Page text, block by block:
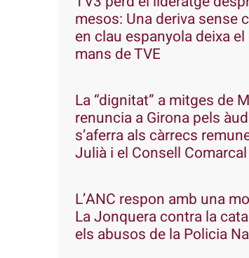
mesos: Una deriva sense
en clau espanyola deixa
mans de TVE
La “dignitat” a mitges de
renuncia a Girona pels
s’aferra als càrrecs
Julià i el Consell Comarcal
L’ANC respon amb una
La Jonquera contra la
els abusos de la Policia